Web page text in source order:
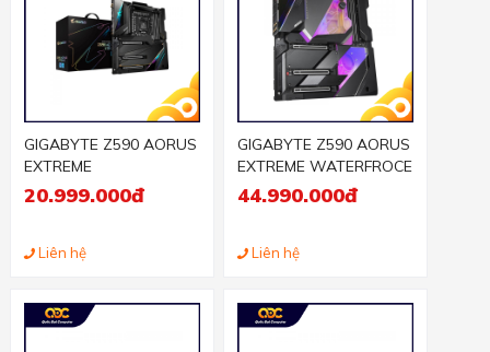
GIGABYTE Z590 AORUS
EXTREME
20.999.000đ
Liên hệ
GIGABYTE Z590 AORUS
EXTREME WATERFROCE
44.990.000đ
Liên hệ